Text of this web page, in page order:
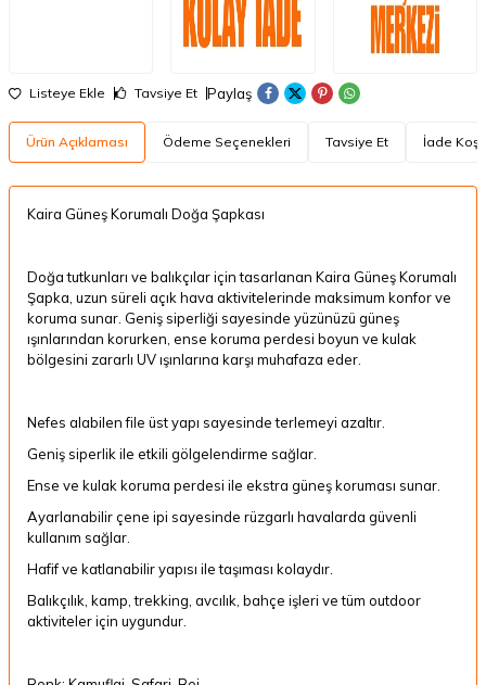
Listeye Ekle Tavsiye Et Paylaş
Ürün Açıklaması Ödeme Seçenekleri Tavsiye Et İade
Kaira Güneş Korumalı Doğa Şapkası
Doğa tutkunları ve balıkçılar için tasarlanan Kaira Güneş Korumalı
Şapka, uzun süreli açık hava aktivitelerinde maksimum konfor ve
koruma sunar. Geniş siperliği sayesinde yüzünüzü güneş
ışınlarından korurken, ense koruma perdesi boyun ve kulak
bölgesini zararlı UV ışınlarına karşı muhafaza eder.
Nefes alabilen file üst yapı sayesinde terlemeyi azaltır.
Geniş siperlik ile etkili gölgelendirme sağlar.
Ense ve kulak koruma perdesi ile ekstra güneş koruması sunar.
Ayarlanabilir çene ipi sayesinde rüzgarlı havalarda güvenli
kullanım sağlar.
Hafif ve katlanabilir yapısı ile taşıması kolaydır.
Balıkçılık, kamp, trekking, avcılık, bahçe işleri ve tüm outdoor
aktiviteler için uygundur.